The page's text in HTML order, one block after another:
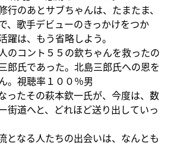
行のあとサブちゃんは、たまたま、
、歌手デビューのきっかけをつか
躍は、もう省略しよう。
のコント５５の欽ちゃんを救ったの
郎氏であった。北島三郎氏への恩を
。視聴率１００％男
ったその萩本欽一氏が、今度は、数
街道へと、どれほど送り出していっ
となる人たちの出会いは、なんとも